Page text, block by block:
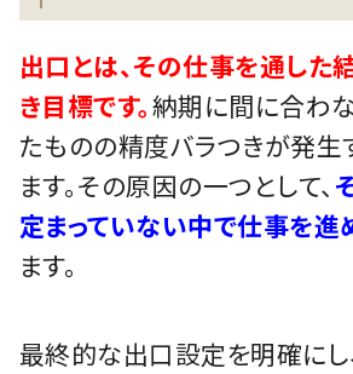
出口とは、その仕事を通した
き目標です。納期に間に合わ
たものの精度バラつきが発生
ます。その原因の一つとして、
定まっていない中で仕事を進
ます。
最終的な出口設定を明確にし